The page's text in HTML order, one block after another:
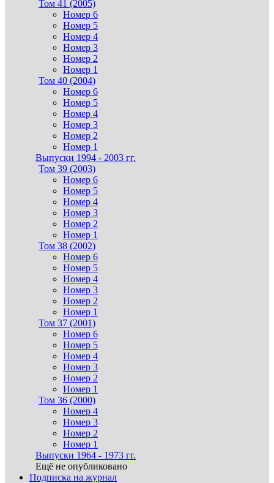
Том 41 (2005)
Номер 6
Номер 5
Номер 4
Номер 3
Номер 2
Номер 1
Том 40 (2004)
Номер 6
Номер 5
Номер 4
Номер 3
Номер 2
Номер 1
Выпуски 1994 - 2003 гг.
Том 39 (2003)
Номер 6
Номер 5
Номер 4
Номер 3
Номер 2
Номер 1
Том 38 (2002)
Номер 6
Номер 5
Номер 4
Номер 3
Номер 2
Номер 1
Том 37 (2001)
Номер 6
Номер 5
Номер 4
Номер 3
Номер 2
Номер 1
Том 36 (2000)
Номер 4
Номер 3
Номер 2
Номер 1
Выпуски 1964 - 1973 гг.
Ещё не опубликовано
Подписка на журнал